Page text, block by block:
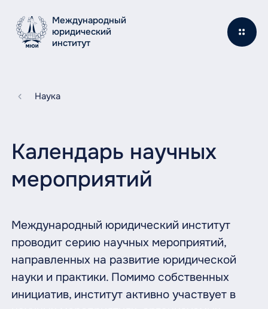
Международный
юридический
институт
Наука
Календарь научных
мероприятий
Международный юридический институт
проводит серию научных мероприятий,
направленных на развитие юридической
науки и практики. Помимо собственных
инициатив, институт активно участвует в